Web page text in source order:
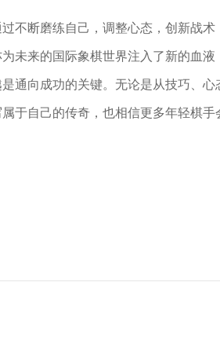
不断磨练自己，调整心态，创新战
未来的国际象棋世界注入了新的血液
通向成功的关键。无论是从技巧、
于自己的传奇，也相信更多年轻棋